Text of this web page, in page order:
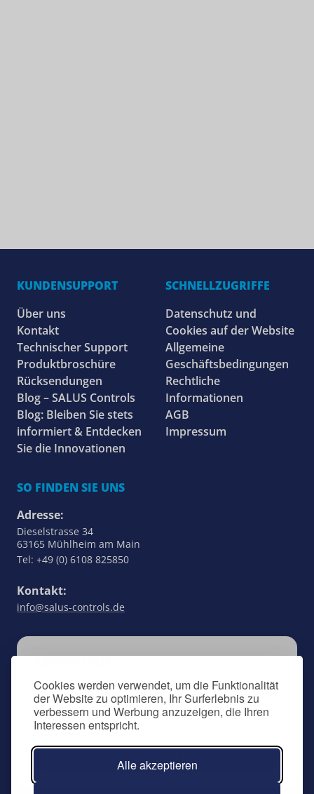
Cookies werden verwendet, um die Funktionalität
der Website zu optimieren, Ihr Surferlebnis zu
verbessern und Werbung anzuzeigen, die Ihren
Interessen entspricht.
Alle akzeptieren
KUNDENSUPPORT
Über uns
Kontakt
Technischer Support
Produktbroschüre
Rücksendungen
Blog – SALUS Controls
Blog: Bleiben Sie stets
informiert & Entdecken
Sie die Innovationen
SCHNELLZUGRIFFE
Datenschutz und
Cookies auf der Website
Allgemeine
Geschäftsbedingungen
Rechtliche
Informationen
AGB
Impressum
SO FINDEN SIE UNS
Adresse:
Dieselstrasse 34
63165 Mühlheim am Main
Tel: +49 (0) 6108 825850
Kontakt:
info@salus-controls.de
Bleiben Sie auf dem Laufenden über alles, was
SALUS Controls betrifft, indem Sie sich für
unseren Newsletter anmelden.